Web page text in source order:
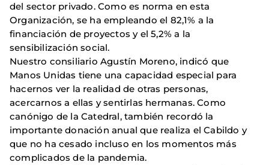
del sector privado. Como es norma en esta
Organización, se ha empleando el 82,1% a la
financiación de proyectos y el 5,2% a la
sensibilización social.
Nuestro consiliario Agustín Moreno, indicó que
Manos Unidas tiene una capacidad especial para
hacernos ver la realidad de otras personas,
acercarnos a ellas y sentirlas hermanas. Como
canónigo de la Catedral, también recordó la
importante donación anual que realiza el Cabildo y
que no ha cesado incluso en los momentos más
complicados de la pandemia.